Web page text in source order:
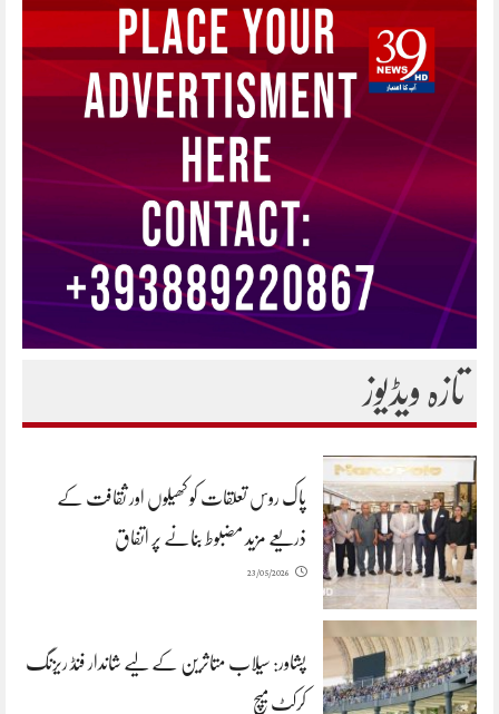
تازہ ویڈیوز
پاک روس تعلقات کو کھیلوں اور ثقافت کے
ذریعے مزید مضبوط بنانے پر اتفاق
23/05/2026
پشاور: سیلاب متاثرین کے لیے شاندار فنڈ ریزنگ
کرکٹ میچ